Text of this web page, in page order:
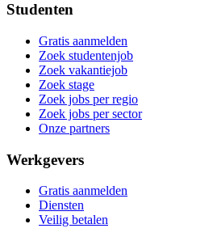
Studenten
Gratis aanmelden
Zoek studentenjob
Zoek vakantiejob
Zoek stage
Zoek jobs per regio
Zoek jobs per sector
Onze partners
Werkgevers
Gratis aanmelden
Diensten
Veilig betalen